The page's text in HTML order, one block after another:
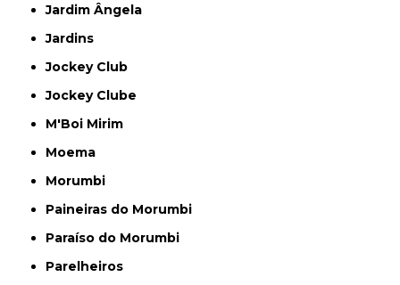
Jardim Ângela
Jardins
Jockey Club
Jockey Clube
M'Boi Mirim
Moema
Morumbi
Paineiras do Morumbi
Paraíso do Morumbi
Parelheiros